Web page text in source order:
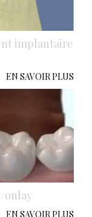
implantaire
EN SAVOIR PLUS
onlay
EN SAVOIR PLUS